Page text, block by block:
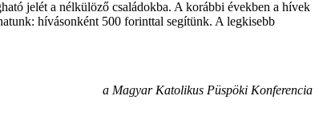
jelét a nélkülöző családokba. A korábbi években a hívek
hívásonként 500 forinttal segítünk. A legkisebb
a Magyar Katolikus Püspöki Konferencia